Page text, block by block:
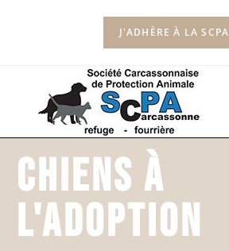
J'ADHÈRE À LA SCPA
Chiens à
l'adoption